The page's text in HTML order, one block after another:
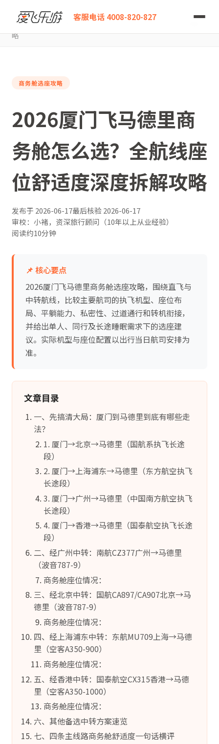
客服电话 4008-820-827
爱飞乐游
2026厦门飞马德里商务舱怎么选？全航线座位舒适度深度拆解攻
略
商务舱选座攻略
2026厦门飞马德里商
务舱怎么选？全航线座
位舒适度深度拆解攻略
发布于 2026-06-17最后核验2026-06-17
审校：小褚，资深旅行顾问（10年以上从业经验）
阅读约10分钟
📌 核心要点
2026厦门飞马德里商务舱选座攻略，围绕直飞与
中转航线，比较主要航司的执飞机型、座位布
局、平躺能力、私密性、过道通行和转机衔接，
并给出单人、同行及长途睡眠需求下的选座建
议。实际机型与座位配置以出行当日航司安排为
准。
文章目录
一、先搞清大局：厦门到马德里到底有哪些走
法？
1. 厦门→北京→马德里（国航系执飞长途
段）
2. 厦门→上海浦东→马德里（东方航空执飞
长途段）
3. 厦门→广州→马德里（中国南方航空执飞
长途段）
4. 厦门→香港→马德里（国泰航空执飞长途
段）
二、经广州中转：南航CZ377广州→马德里
（波音787-9）
商务舱座位情况：
三、经北京中转：国航CA897/CA907北京→马
德里（波音787-9）
商务舱座位情况：
四、经上海浦东中转：东航MU709上海→马德
里（空客A350-900）
商务舱座位情况：
五、经香港中转：国泰航空CX315香港→马德
里（空客A350-1000）
商务舱座位情况：
六、其他备选中转方案速览
七、四条主线路商务舱舒适度一句话横评